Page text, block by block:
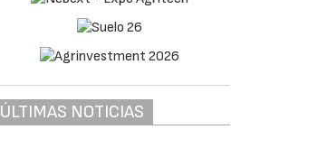
ÚLTIMAS NOTICIAS